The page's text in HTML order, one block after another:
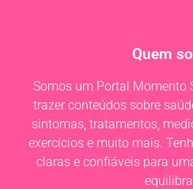
Quem
Somos um Portal Momento
trazer conteúdos sobre
sintomas, tratamentos,
exercícios e muito mais.
claras e confiáveis para